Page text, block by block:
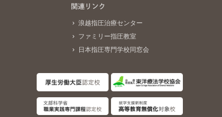
関連リンク
浪越指圧治療センター
ファミリー指圧教室
日本指圧専門学校同窓会